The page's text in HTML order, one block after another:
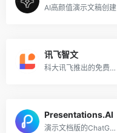
AI高颜值演示文稿创建
讯飞智文
科大讯飞推出的免费AI PPT生成工具
Presentations.AI
演示文档版的ChatGPT